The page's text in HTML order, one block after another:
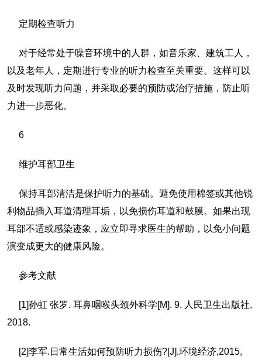
定期检查听力
对于经常处于噪音环境中的人群，如音乐家、建筑工人，
以及老年人，定期进行专业的听力检查至关重要。这样可以
及时发现听力问题，并采取必要的预防或治疗措施，防止听
力进一步恶化。
6
维护耳部卫生
保持耳部清洁是保护听力的基础。避免使用棉签或其他锐
利物品插入耳道清理耳垢，以免损伤耳道和鼓膜。如果出现
耳部不适或感染迹象，应立即寻求医生的帮助，以免小问题
演变成更大的健康风险。
参考文献
[1]孙虹 张罗. 耳鼻咽喉头颈外科学[M]. 9. 人民卫生出版社,
2018.
[2]李军.日常生活如何预防听力损伤?[J].环境经济,2015,